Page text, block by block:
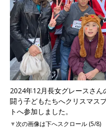
2024年12月長女グレースさん
闘う子どもたちへクリスマス
トへ参加しました。
▼次の画像は下へスクロール (5/8)